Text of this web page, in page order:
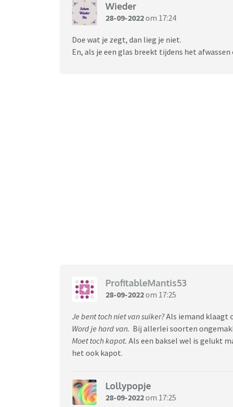
Wieder
28-09-2022om 17:24
Doe wat je zegt, dan lieg je niet.
En, als je een glas breekt tijdens het
ProfitableMantis53
28-09-2022om 17:25
Je bent toch niet van suiker?Als iemand klaagt
Word je hard van. Bij allerlei soorten
Moet toch kapot. Als een baksel wel is gelukt
het ook kapot.
Lollypopje
28-09-2022om 17:25